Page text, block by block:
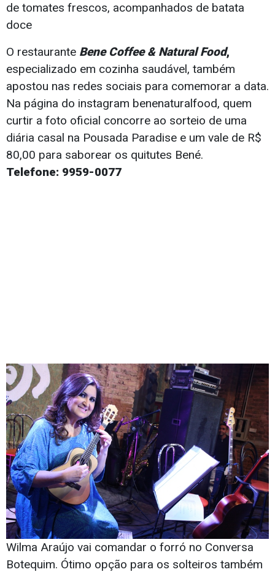
de tomates frescos, acompanhados de batata
doce
O restaurante Bene Coffee & Natural Food,
especializado em cozinha saudável, também
apostou nas redes sociais para comemorar a data.
Na página do instagram benenaturalfood, quem
curtir a foto oficial concorre ao sorteio de uma
diária casal na Pousada Paradise e um vale de R$
80,00 para saborear os quitutes Bené.
Telefone: 9959-0077
Wilma Araújo vai comandar o forró no Conversa
Botequim. Ótimo opção para os solteiros também